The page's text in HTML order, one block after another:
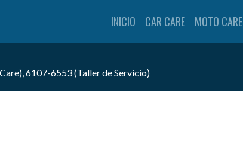
INICIO CAR CARE MOTO CARE
6107-6553 (Taller de Servicio)